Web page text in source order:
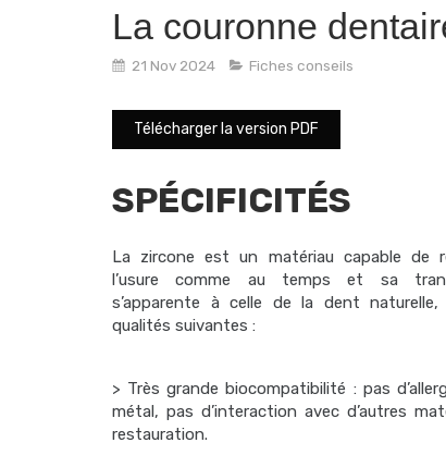
La couronne
21 Nov 2024 Fiches conseils
Télécharger la version PDF
SPÉCIFICITÉS
La zircone est un matériau capable de
l’usure comme au temps et sa
s’apparente à celle de la dent naturelle,
qualités suivantes :
> Très grande biocompatibilité : pas
métal, pas d’interaction avec d’autres
restauration.